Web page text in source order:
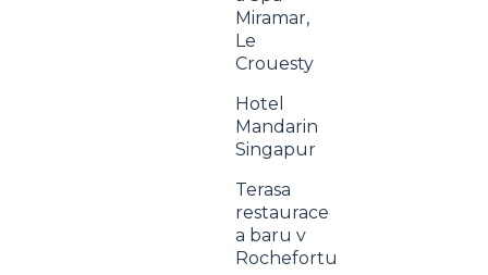
Miramar,
Le
Crouesty
Hotel
Mandarin
Singapur
Terasa
restaurace
a baru v
Rochefortu